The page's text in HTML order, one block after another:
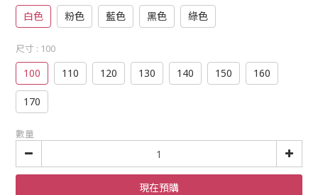
白色 粉色 藍色 黑色 綠色
尺寸 : 100
100 110 120 130 140 150 160
170
數量
現在預購